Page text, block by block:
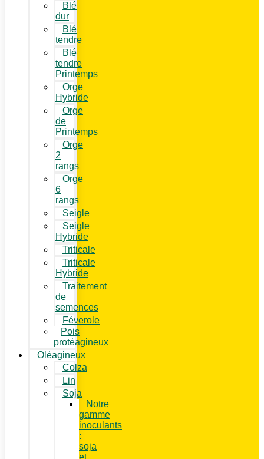
Blé
dur
Blé
tendre
Blé
tendre
Printemps
Orge
Hybride
Orge
de
Printemps
Orge
2
rangs
Orge
6
rangs
Seigle
Seigle
Hybride
Triticale
Triticale
Hybride
Traitement
de
semences
Féverole
Pois
protéagineux
Oléagineux
Colza
Lin
Soja
Notre
gamme
inoculants
:
soja
et